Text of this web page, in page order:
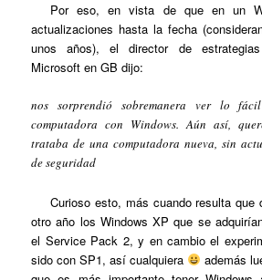
Por eso, en vista de que en un
actualizaciones hasta la fecha
unos años), el director de
Microsoft en GB dijo:
nos sorprendió sobremanera ver lo
computadora con Windows. Aún así,
trataba de una computadora nueva, sin
de seguridad
Curioso esto, más cuando resulta que
otro año los Windows XP que se
el Service Pack 2, y en cambio el
sido con SP1, así cualquiera
además